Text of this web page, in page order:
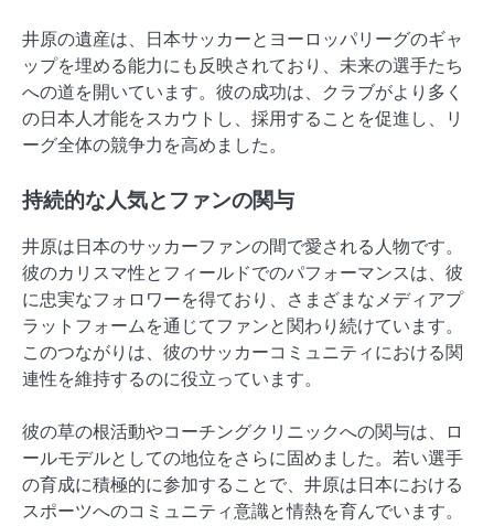
井原の遺産は、日本サッカーとヨーロッパリーグのギャ
ップを埋める能力にも反映されており、未来の選手たち
への道を開いています。彼の成功は、クラブがより多く
の日本人才能をスカウトし、採用することを促進し、リ
ーグ全体の競争力を高めました。
持続的な人気とファンの関与
井原は日本のサッカーファンの間で愛される人物です。
彼のカリスマ性とフィールドでのパフォーマンスは、彼
に忠実なフォロワーを得ており、さまざまなメディアプ
ラットフォームを通じてファンと関わり続けています。
このつながりは、彼のサッカーコミュニティにおける関
連性を維持するのに役立っています。
彼の草の根活動やコーチングクリニックへの関与は、ロ
ールモデルとしての地位をさらに固めました。若い選手
の育成に積極的に参加することで、井原は日本における
スポーツへのコミュニティ意識と情熱を育んでいます。